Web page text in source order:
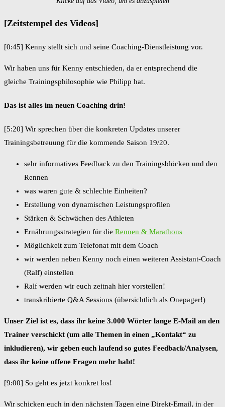
[Zeitstempel des Videos]
[0:45] Kenny stellt sich und seine Coaching-Dienstleistung vor.
Wir haben uns für Kenny entschieden, da er entsprechend die
gleiche Trainingsphilosophie wie Philipp hat.
Das ist alles im neuen Coaching drin!
[5:20] Wir sprechen über die konkreten Updates unserer
Trainingsbetreuung für die kommende Saison 19/20.
sehr informatives Feedback zu den Trainingsblöcken und den
Rennen
was waren gute & schlechte Einheiten?
Erstellung von dynamischen Leistungsprofilen
Stärken & Schwächen des Athleten
Ernährungsstrategien für die Rennen & Marathons
Möglichkeit zum Telefonat mit dem Coach
wir werden neben Kenny noch einen weiteren Assistant-Coach
(Ralf) einstellen
Ralf werden wir euch zeitnah hier vorstellen!
transkribierte Q&A Sessions (übersichtlich als Onepager!)
Unser Ziel ist es, dass ihr keine 3.000 Wörter lange E-Mail an den
Trainer verschickt (um alle Themen in einen „Kontakt“ zu
inkludieren), wir geben euch laufend so gutes Feedback/Analysen,
dass ihr keine offene Fragen mehr habt!
[9:00] So geht es jetzt konkret los!
Wir schicken euch in den nächsten Tagen eine Direkt-Email, in der